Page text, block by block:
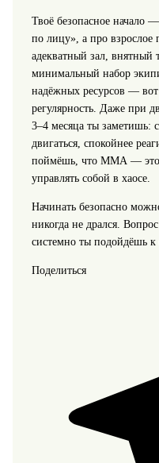
Твоё безопасное начало
по лицу», а про взрослое
адекватный зал, внятный
минимальный набор
надёжных ресурсов —
регулярность. Даже при
3–4 месяца ты заметишь:
двигаться, спокойнее
поймёшь, что ММА — это
управлять собой в хаосе.
Начинать безопасно
никогда не дрался.
системно ты подойдёшь
Поделиться